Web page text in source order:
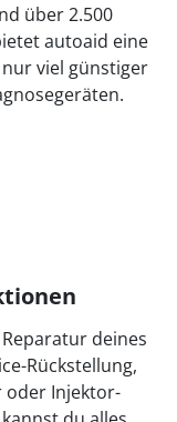
über 2.500
autoaid eine
viel günstiger
deines
Rückstellung,
oder Injektor-